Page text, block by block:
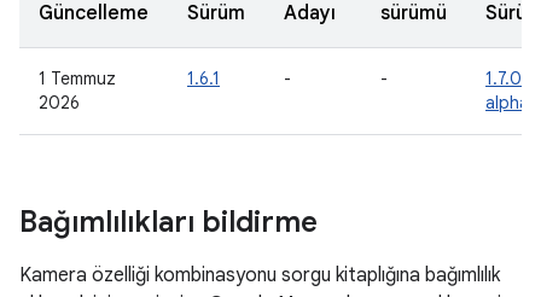
Güncelleme
Sürüm
Adayı
sürümü
1 Temmuz
2026
1.6.1 - -
1.7.0-
Bağımlılıkları bildirme
Kamera özelliği kombinasyonu sorgu kitaplığına bağımlılık